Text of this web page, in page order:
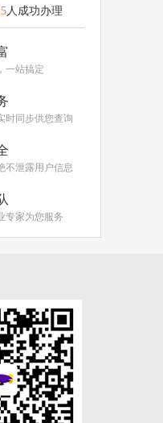
人成功办理
一站搞定
时同步供您查询
不泄露用户信息
专家为您服务